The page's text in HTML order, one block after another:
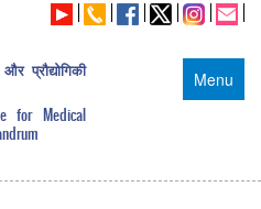
Menu
प्रौद्योगिकी
for Medical